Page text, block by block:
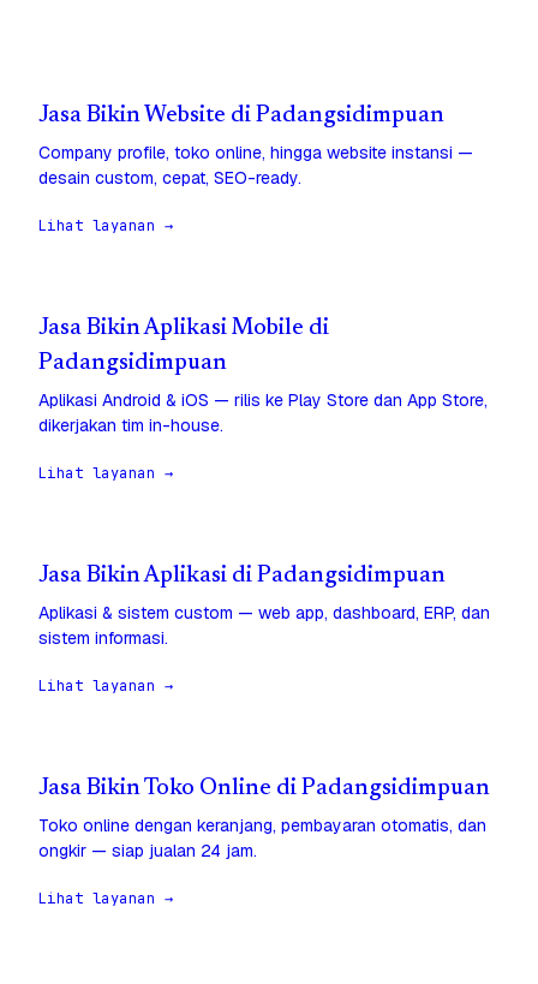
Jasa Bikin Website di Padangsidimpuan
Company profile, toko online, hingga website instansi —
desain custom, cepat, SEO-ready.
Lihat layanan →
Jasa Bikin Aplikasi Mobile di
Padangsidimpuan
Aplikasi Android & iOS — rilis ke Play Store dan App Store,
dikerjakan tim in-house.
Lihat layanan →
Jasa Bikin Aplikasi di Padangsidimpuan
Aplikasi & sistem custom — web app, dashboard, ERP, dan
sistem informasi.
Lihat layanan →
Jasa Bikin Toko Online di Padangsidimpuan
Toko online dengan keranjang, pembayaran otomatis, dan
ongkir — siap jualan 24 jam.
Lihat layanan →